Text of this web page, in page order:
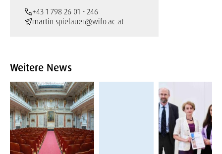
+43 1 798 26 01 - 246
martin.spielauer@wifo.ac.at
Weitere News